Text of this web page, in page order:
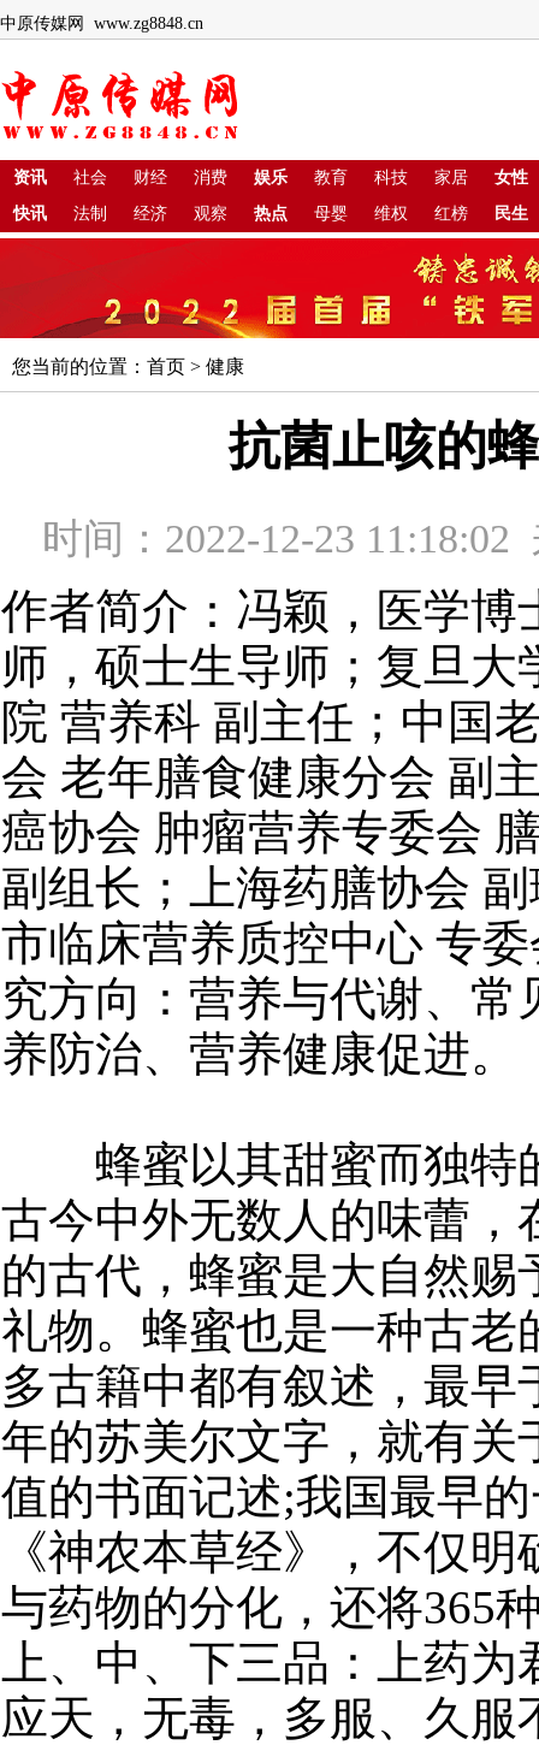
中原传媒网 www.zg8848.cn
资讯 社会 财经 消费 娱乐 教育 科技 家居
女性
快讯
法制 经济 观察 热点 母婴 维权 红榜 民生
您当前的位置： 首页 > 健康
抗菌止咳的
时间：2022-12-23
作者简介：冯颖，医学博
师，硕士生导师；复旦大
院 营养科 副主任；中国
会 老年膳食健康分会 副
癌协会 肿瘤营养专委会
副组长；上海药膳协会
市临床营养质控中心 专
究方向：营养与代谢、常
养防治、营养健康促进。
蜂蜜以其甜蜜而独特
古今中外无数人的味蕾，
的古代，蜂蜜是大自然赐
礼物。蜂蜜也是一种古老
多古籍中都有叙述，最早
年的苏美尔文字，就有关
值的书面记述;我国最早
《神农本草经》，不仅
与药物的分化，还将365
上、中、下三品：上药
应天，无毒，多服、久服